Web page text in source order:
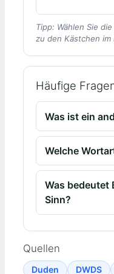
Tipp: Wählen Sie
zu den Kästchen im
Häufige
Was ist ein
Welche
Was bedeutet
Sinn?
Quellen
Duden DWDS